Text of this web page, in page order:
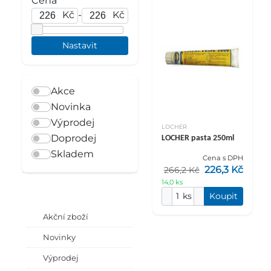
Kč - Kč
Akce
Novinka
Výprodej
Doprodej
Skladem
Akční zboží
Novinky
Výprodej
LOCHER
LOCHER pasta 250ml
Cena s DPH
266,2 Kč 226,3 Kč
14,0 ks
ks Koupit